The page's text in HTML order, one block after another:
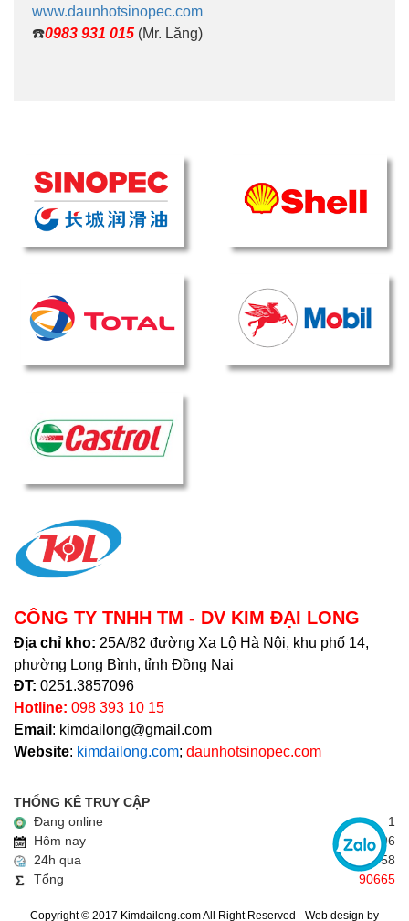
www.daunhotsinopec.com
☎️0983 931 015 (Mr. Lăng)
CÔNG TY TNHH TM - DV KIM ĐẠI LONG
Địa chỉ kho: 25A/82 đường Xa Lộ Hà Nội, khu phố 14,
phường Long Bình, tỉnh Đồng Nai
ĐT: 0251.3857096
Hotline: 098 393 10 15
Email : kimdailong@gmail.com
Website: kimdailong.com; daunhotsinopec.com
THỐNG KÊ TRUY CẬP
Đang online
1
Hôm nay
96
24h qua
58
Tổng
90665
Copyright © 2017 Kimdailong.com All Right Reserved - Web design by